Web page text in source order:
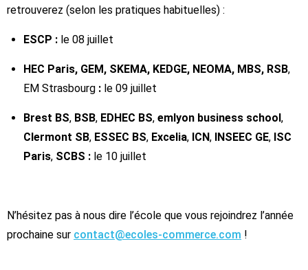
retrouverez (selon les pratiques habituelles) :
ESCP : le 08 juillet
HEC Paris, GEM, SKEMA, KEDGE, NEOMA, MBS, RSB,
EM Strasbourg : le 09 juillet
Brest BS, BSB, EDHEC BS, emlyon business school,
Clermont SB, ESSEC BS, Excelia, ICN, INSEEC GE, ISC
Paris, SCBS : le 10 juillet
N’hésitez pas à nous dire l’école que vous rejoindrez l’année
prochaine sur contact@ecoles-commerce.com !